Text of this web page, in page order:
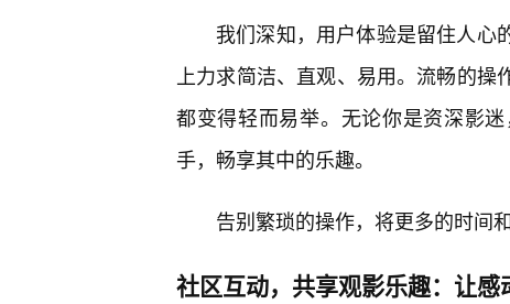
我们深知，用户体验是留住人心
上力求简洁、直观、易用。流畅的操
都变得轻而易举。无论你是资深影
手，畅享其中的乐趣。
告别繁琐的操作，将更多的时间
社区互动，共享观影乐趣：让感